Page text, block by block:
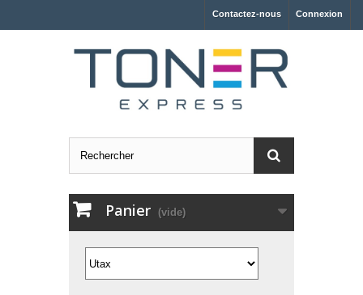
Connexion
Contactez-nous
Panier (vide)